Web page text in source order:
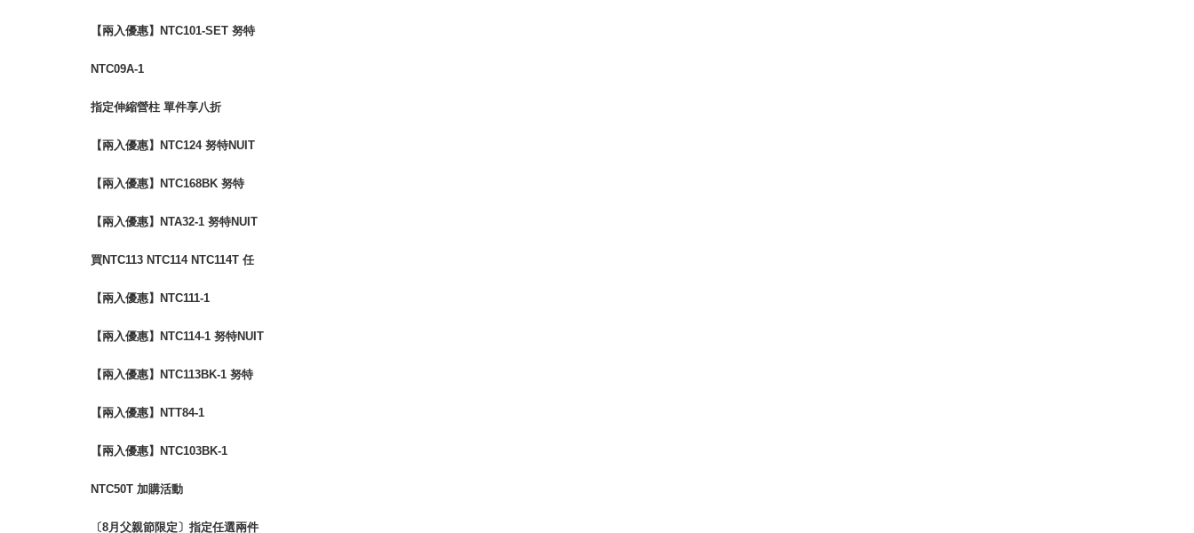
【兩入優惠】NTC101-SET 努特
NTC09A-1
指定伸縮營柱 單件享八折
【兩入優惠】NTC124 努特NUIT
【兩入優惠】NTC168BK 努特
【兩入優惠】NTA32-1 努特NUIT
買NTC113 NTC114 NTC114T 任
【兩入優惠】NTC111-1
【兩入優惠】NTC114-1 努特NUIT
【兩入優惠】NTC113BK-1 努特
【兩入優惠】NTT84-1
【兩入優惠】NTC103BK-1
NTC50T 加購活動
〔8月父親節限定〕指定任選兩件